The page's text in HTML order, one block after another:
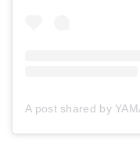
A post shared by